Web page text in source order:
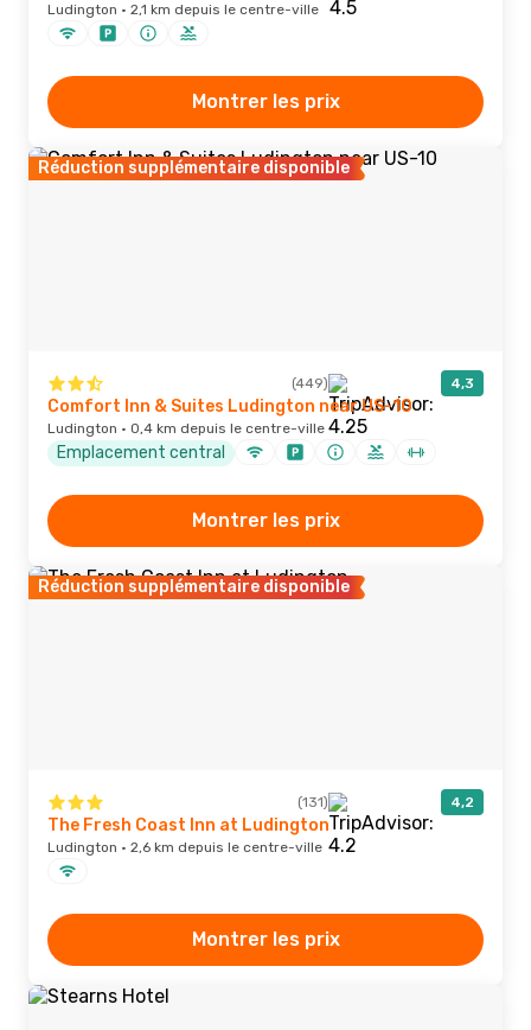
Ludington · 2,1 km depuis le centre-ville
Montrer les prix
Réduction supplémentaire disponible
(449) 4,3
Comfort Inn & Suites Ludington near US-10
Ludington · 0,4 km depuis le centre-ville
Emplacement central
Montrer les prix
Réduction supplémentaire disponible
(131) 4,2
The Fresh Coast Inn at Ludington
Ludington · 2,6 km depuis le centre-ville
Montrer les prix